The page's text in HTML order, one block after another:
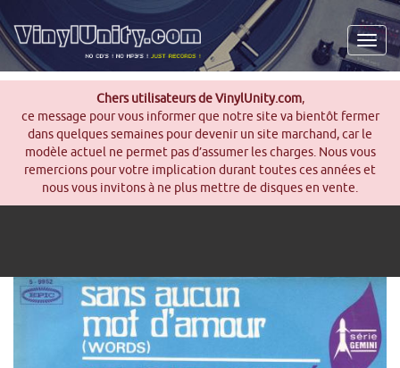
Chers utilisateurs de VinylUnity.com,
ce message pour vous informer que notre site va bientôt fermer
dans quelques semaines pour devenir un site marchand, car le
modèle actuel ne permet pas d’assumer les charges. Nous vous
remercions pour votre implication durant toutes ces années et
nous vous invitons à ne plus mettre de disques en vente.